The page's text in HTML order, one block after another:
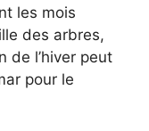
les mois
des arbres,
de l’hiver peut
pour le